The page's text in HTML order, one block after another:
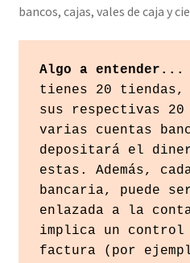
bancos, cajas, vales de caja y
Algo a entender...
tienes 20
sus respectivas 20
varias cuentas
depositará el
estas. Además,
bancaria, puede
enlazada a la
implica un control
factura (por